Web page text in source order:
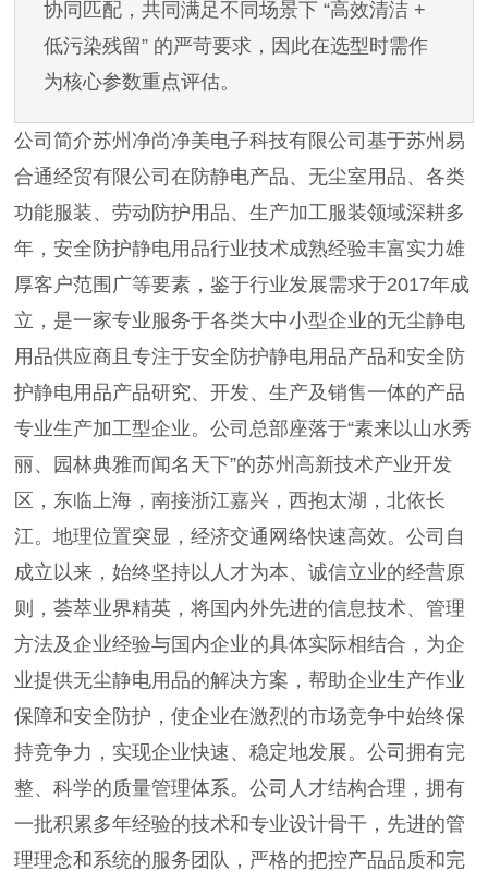
协同匹配，共同满足不同场景下 “高效清洁 +
低污染残留” 的严苛要求，因此在选型时需作
为核心参数重点评估。
公司简介苏州净尚净美电子科技有限公司基于苏州易
合通经贸有限公司在防静电产品、无尘室用品、各类
功能服装、劳动防护用品、生产加工服装领域深耕多
年，安全防护静电用品行业技术成熟经验丰富实力雄
厚客户范围广等要素，鉴于行业发展需求于2017年成
立，是一家专业服务于各类大中小型企业的无尘静电
用品供应商且专注于安全防护静电用品产品和安全防
护静电用品产品研究、开发、生产及销售一体的产品
专业生产加工型企业。公司总部座落于“素来以山水秀
丽、园林典雅而闻名天下”的苏州高新技术产业开发
区，东临上海，南接浙江嘉兴，西抱太湖，北依长
江。地理位置突显，经济交通网络快速高效。公司自
成立以来，始终坚持以人才为本、诚信立业的经营原
则，荟萃业界精英，将国内外先进的信息技术、管理
方法及企业经验与国内企业的具体实际相结合，为企
业提供无尘静电用品的解决方案，帮助企业生产作业
保障和安全防护，使企业在激烈的市场竞争中始终保
持竞争力，实现企业快速、稳定地发展。公司拥有完
整、科学的质量管理体系。公司人才结构合理，拥有
一批积累多年经验的技术和专业设计骨干，先进的管
理理念和系统的服务团队，严格的把控产品品质和完